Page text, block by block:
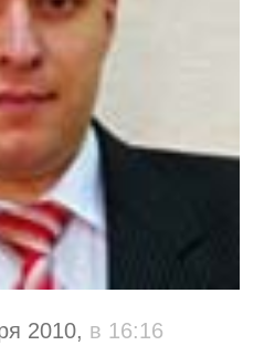
2010, в 16:16